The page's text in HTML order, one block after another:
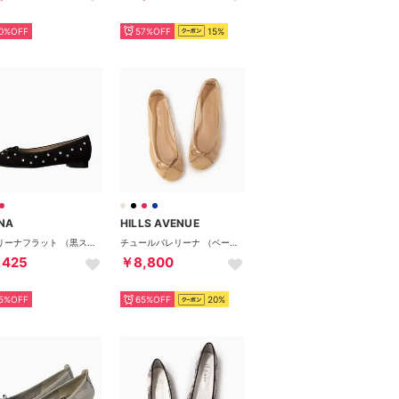
57%OFF 15%
HILLS AVENUE
￥8,800
65%OFF 20%